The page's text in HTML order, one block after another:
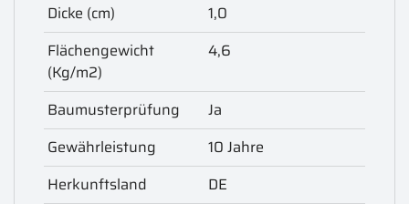
Dicke (cm)
1,0
Flächengewicht
(Kg/m2)
4,6
Baumusterprüfung
Ja
Gewährleistung
10 Jahre
Herkunftsland
DE